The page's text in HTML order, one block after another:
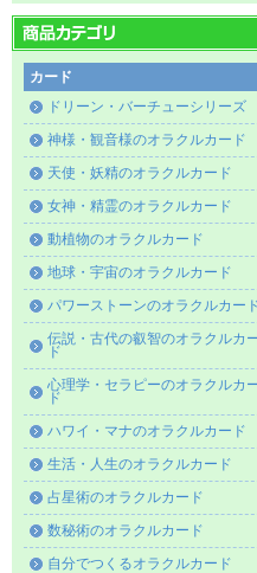
カード
ドリーン・バーチューシリーズ
神様・観音様のオラクルカード
天使・妖精のオラクルカード
女神・精霊のオラクルカード
動植物のオラクルカード
地球・宇宙のオラクルカード
パワーストーンのオラクルカー
伝説・古代の叡智のオラクルカ
ド
心理学・セラピーのオラクルカ
ド
ハワイ・マナのオラクルカード
生活・人生のオラクルカード
占星術のオラクルカード
数秘術のオラクルカード
自分でつくるオラクルカード